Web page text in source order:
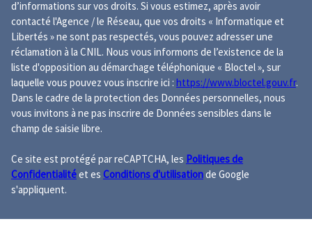
d’informations sur vos droits. Si vous estimez, après avoir
contacté l'Agence / le Réseau, que vos droits « Informatique et
Libertés » ne sont pas respectés, vous pouvez adresser une
réclamation à la CNIL. Nous vous informons de l’existence de la
liste d'opposition au démarchage téléphonique « Bloctel », sur
laquelle vous pouvez vous inscrire ici : https://www.bloctel.gouv.fr.
Dans le cadre de la protection des Données personnelles, nous
vous invitons à ne pas inscrire de Données sensibles dans le
champ de saisie libre.
Ce site est protégé par reCAPTCHA, les Politiques de
Confidentialitéet es Conditions d'utilisationde Google
s'appliquent.